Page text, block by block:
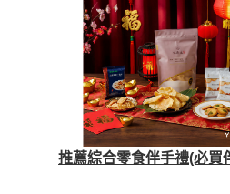
推薦綜合零食伴手禮(必買